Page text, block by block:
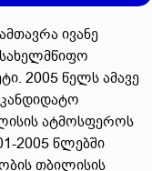
ივანე
2005 წელს ამავე
ატმოსფეროს
2005 წლებში
თბილისის